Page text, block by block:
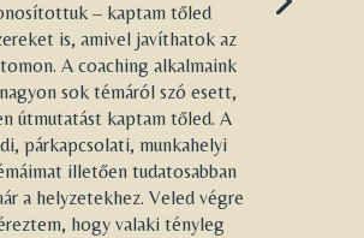
– kaptam tőled
is, amivel javíthatok az
A coaching alkalmaink
sok témáról szó esett,
útmutatást kaptam tőled. A
párkapcsolati, munkahelyi
illetően tudatosabban
a helyzetekhez. Veled végre
hogy valaki tényleg